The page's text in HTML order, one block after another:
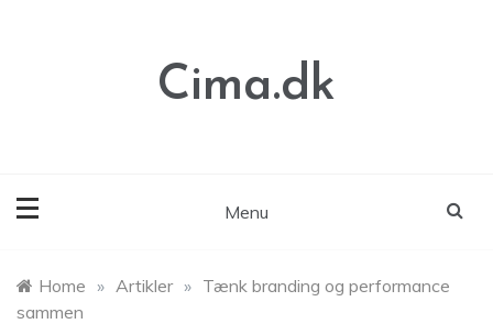
Cima.dk
Menu
Home » Artikler » Tænk branding og performance
sammen